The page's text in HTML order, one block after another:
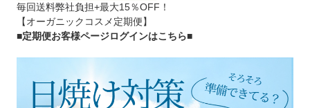
毎回送料弊社負担+最大15％OFF！
【オーガニックコスメ定期便】
■定期便お客様ページログインはこちら■